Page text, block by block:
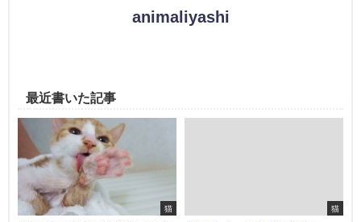
animaliyashi
最近書いた記事
猫 猫